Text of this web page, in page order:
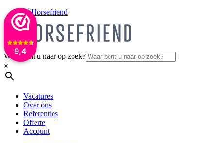
9,4
Waar bent u naar op zoek?
×
Vacatures
Over ons
Referenties
Offerte
Account